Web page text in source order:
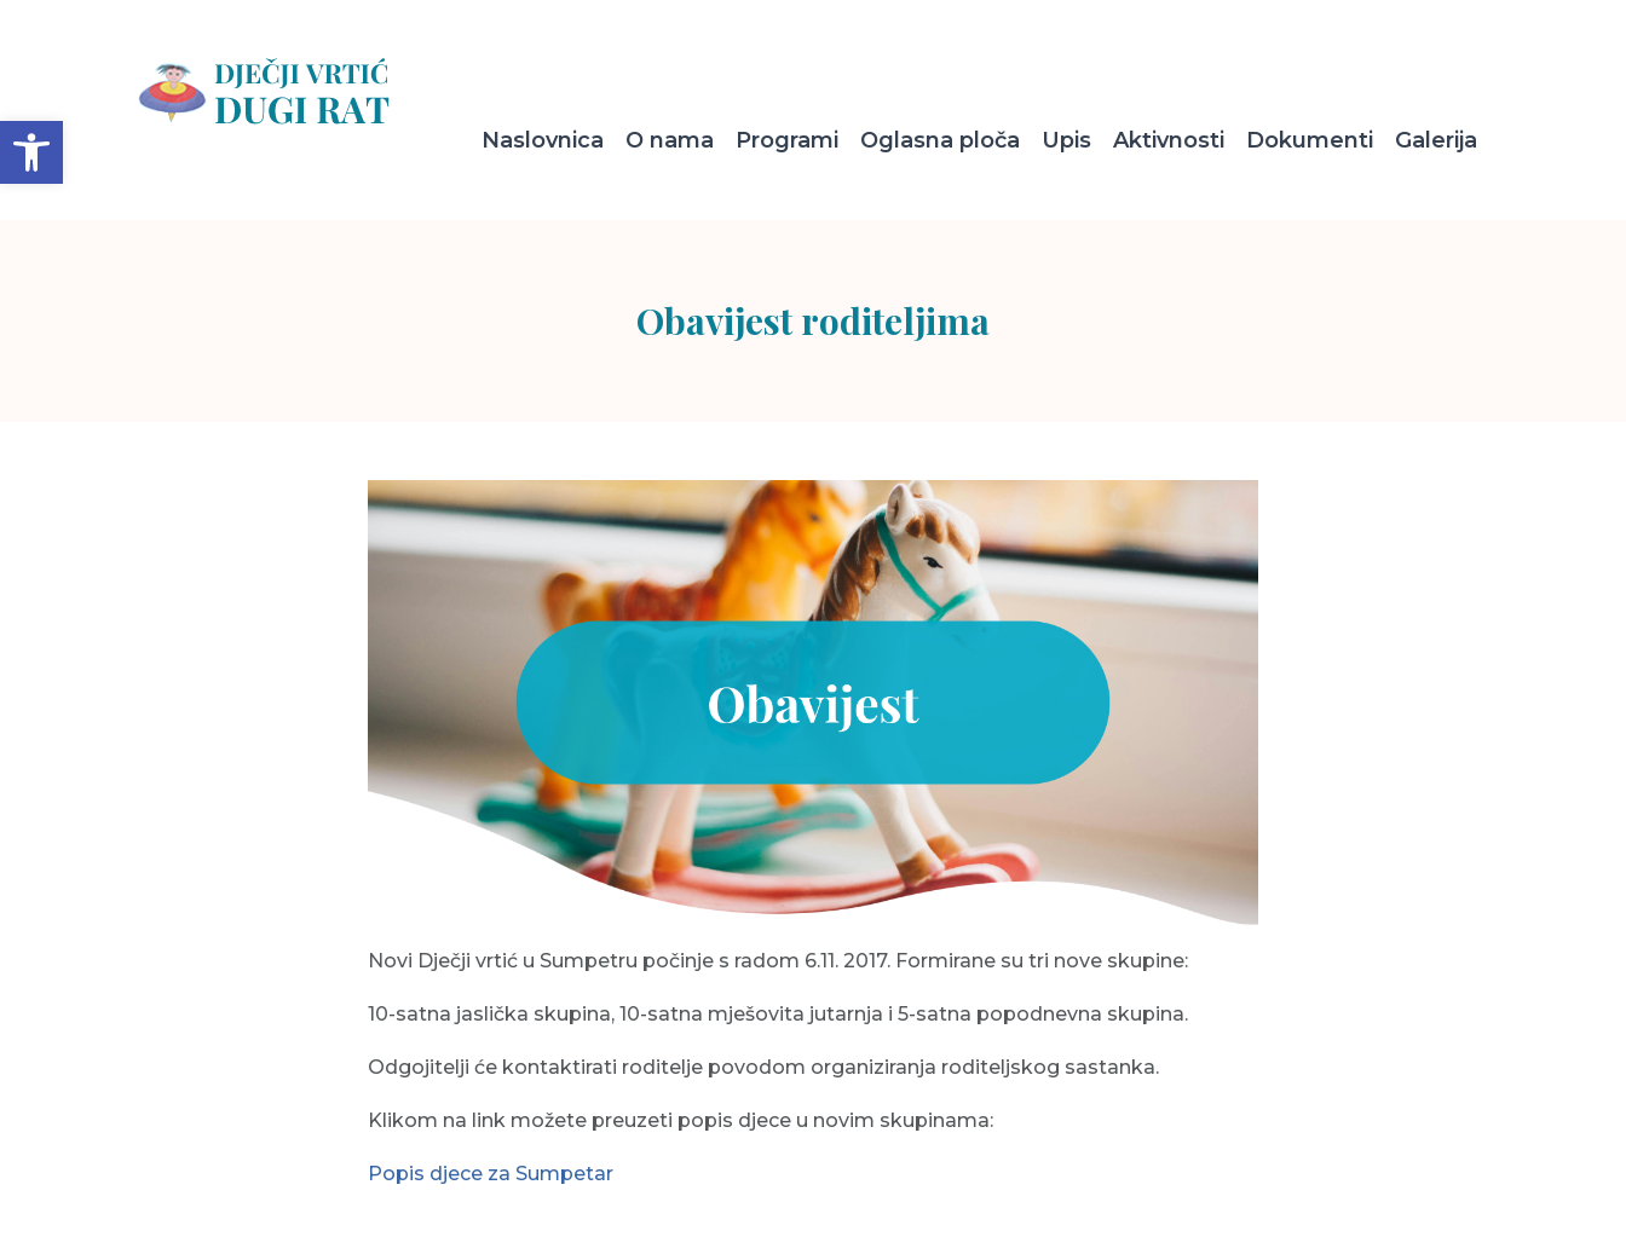
Open toolbar Naslovnica O nama Programi Oglasna ploča Upis Aktivnosti Dokumenti Galerija
Obavijest roditeljima
Novi Dječji vrtić u Sumpetru počinje s radom 6.11. 2017. Formirane su tri nove skupine:
10-satna jaslička skupina, 10-satna mješovita jutarnja i 5-satna popodnevna skupina.
Odgojitelji će kontaktirati roditelje povodom organiziranja roditeljskog sastanka.
Klikom na link možete preuzeti popis djece u novim skupinama:
Popis djece za Sumpetar